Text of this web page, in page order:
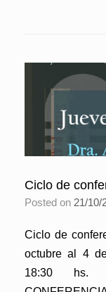
Ciclo de
Posted on 21/10/
Ciclo de
octubre al 4
18:30 hs.